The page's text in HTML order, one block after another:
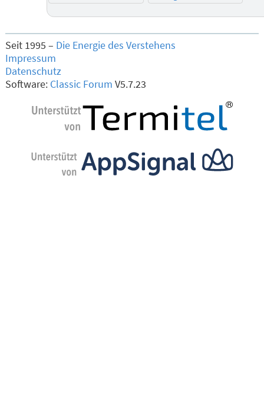
Seit 1995 – Die Energie des Verstehens
Impressum
Datenschutz
Software: Classic Forum V5.7.23